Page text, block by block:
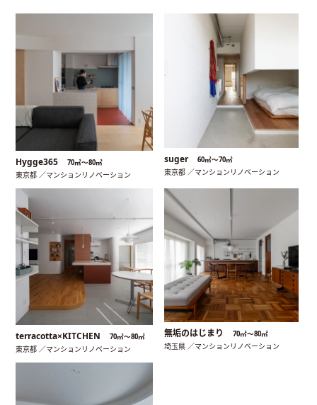
Hygge365 70㎡〜80㎡
東京都 ／マンションリノベーション
suger 60㎡〜70㎡
東京都 ／マンションリノベーション
terracotta×KITCHEN 70㎡〜80㎡
東京都 ／マンションリノベーション
無垢のはじまり 70㎡〜80㎡
埼玉県 ／マンションリノベーション